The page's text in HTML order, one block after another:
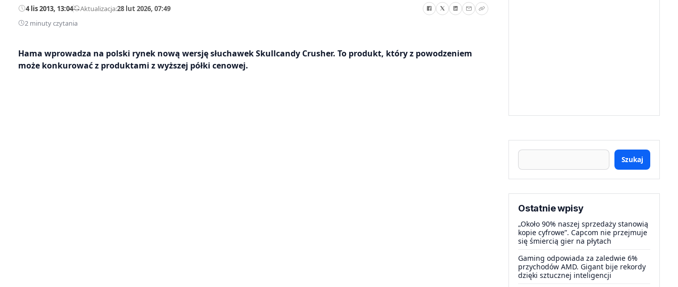
4 lis 2013, 13:04—Aktualizacja:28 lut 2026, 07:49
2 minuty czytania
Hama wprowadza na polski rynek nową wersję słuchawek Skullcandy Crusher. To produkt, który z powodzeniem
może konkurować z produktami z wyższej półki cenowej.
Szukaj
Ostatnie wpisy
„Około 90% naszej sprzedaży stanowią
kopie cyfrowe”. Capcom nie przejmuje
się śmiercią gier na płytach
Gaming odpowiada za zaledwie 6%
przychodów AMD. Gigant bije rekordy
dzięki sztucznej inteligencji